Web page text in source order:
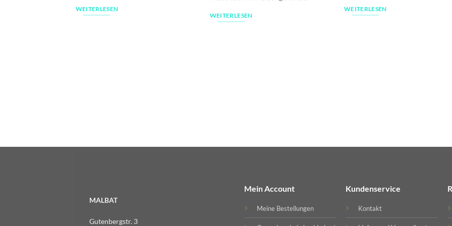
WEITERLESEN
WEITERLESEN
WEITERLESEN
MALBAT
Gutenbergstr. 3
Mein Account
Meine Bestellungen
Kundenservice
Kontakt